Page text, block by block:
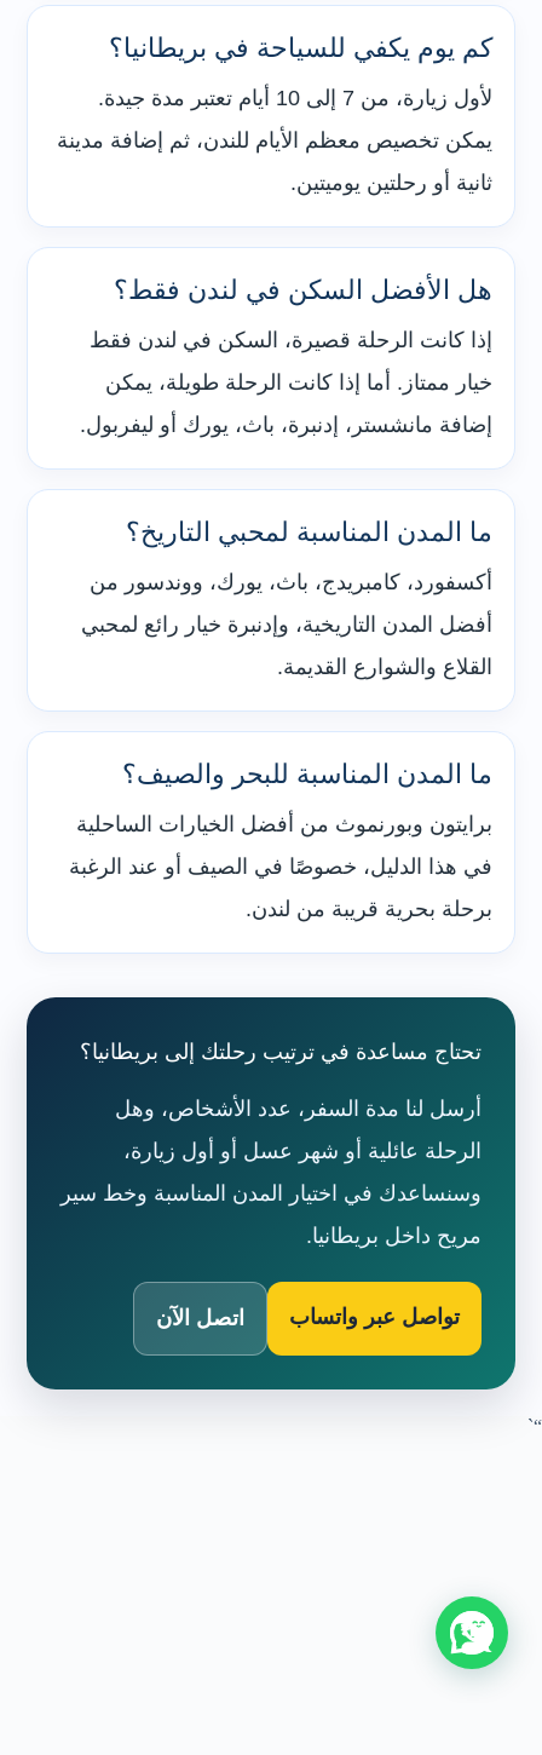
كم يوم يكفي للسياحة في بريطانيا؟
لأول زيارة، من 7 إلى 10 أيام تعتبر مدة جيدة.
يمكن تخصيص معظم الأيام للندن، ثم إضافة مدينة
ثانية أو رحلتين يوميتين.
هل الأفضل السكن في لندن فقط؟
إذا كانت الرحلة قصيرة، السكن في لندن فقط
خيار ممتاز. أما إذا كانت الرحلة طويلة، يمكن
إضافة مانشستر، إدنبرة، باث، يورك أو ليفربول.
ما المدن المناسبة لمحبي التاريخ؟
أكسفورد، كامبريدج، باث، يورك، ووندسور من
أفضل المدن التاريخية، وإدنبرة خيار رائع لمحبي
القلاع والشوارع القديمة.
ما المدن المناسبة للبحر والصيف؟
برايتون وبورنموث من أفضل الخيارات الساحلية
في هذا الدليل، خصوصًا في الصيف أو عند الرغبة
برحلة بحرية قريبة من لندن.
تحتاج مساعدة في ترتيب رحلتك إلى بريطانيا؟
أرسل لنا مدة السفر، عدد الأشخاص، وهل
الرحلة عائلية أو شهر عسل أو أول زيارة،
وسنساعدك في اختيار المدن المناسبة وخط سير
مريح داخل بريطانيا.
تواصل عبر واتساب اتصل الآن
“`